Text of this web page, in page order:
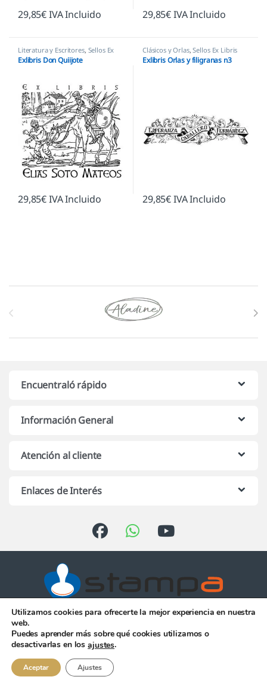
29,85€IVA Incluido 29,85€IVA Incluido
Literatura y Escritores, Sellos Ex
Libris
Exlibris Don Quiijote
29,85€IVA Incluido
Clásicos y Orlas,Sellos Ex Libris
Exlibris Orlas y filigranas n3
29,85€IVA Incluido
Marcas De Carrusel
Encuentraló rápido
Información General
Atención al cliente
Enlaces de Interés
Atención telefónica de 10:00 h.
a 13:00 h. de Lunes a Viernes
956 344 058
Utilizamos cookies para ofrecerte la mejor experiencia en nuestra
web.
Puedes aprender más sobre qué cookies utilizamos o
desactivarlas en losajustes.
Aceptar Ajustes